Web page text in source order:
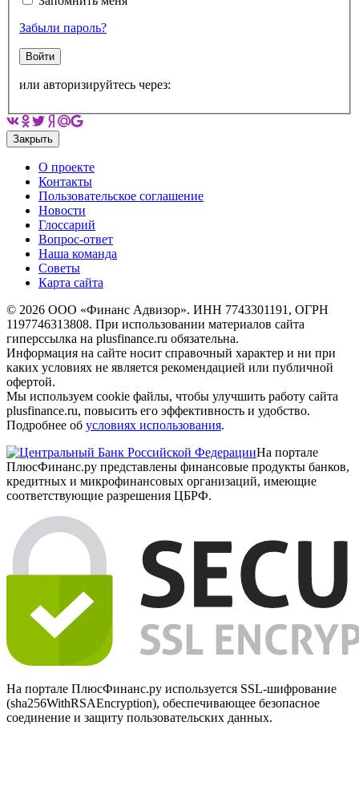
Забыли пароль?
Войти
или авторизируйтесь через:
Закрыть
О проекте
Контакты
Пользовательское соглашение
Новости
Глоссарий
Вопрос-ответ
Наша команда
Советы
Карта сайта
© 2026 ООО «Финанс Адвизор». ИНН 7743301191, ОГРН
1197746313808. При использовании материалов сайта
гиперссылка на plusfinance.ru обязательна.
Информация на сайте носит справочный характер и ни при
каких условиях не является рекомендацией или публичной
офертой.
Мы используем cookie файлы, чтобы улучшить работу сайта
plusfinance.ru, повысить его эффективность и удобство.
Подробнее об условиях использования.
На портале
ПлюсФинанс.ру представлены финансовые продукты банков,
кредитных и микрофинансовых организаций, имеющие
соответствующие разрешения ЦБРФ.
На портале ПлюсФинанс.ру используется SSL-шифрование
(sha256WithRSAEncryption), обеспечивающее безопасное
соединение и защиту пользовательских данных.